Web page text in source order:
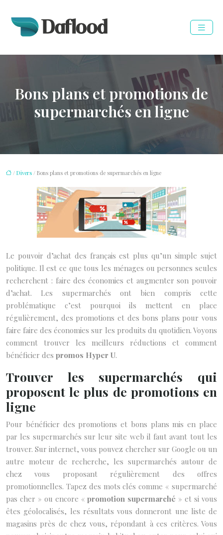
Bons plans et promotions de
supermarchés en ligne
/ Divers / Bons plans et promotions de supermarchés en ligne
Le pouvoir d’achat des français est plus qu’un simple sujet
politique. Il est ce que tous les ménages ou personnes seules
recherchent : faire des économies et augmenter son pouvoir
d’achat. Les supermarchés ont bien compris cette
problématique c’est pourquoi ils mettent en place
régulièrement, des promotions et des bons plans pour vous
faire faire des économies sur les produits du quotidien. Voyons
comment trouver les meilleurs réductions et comment
bénéficier des promos Hyper U.
Trouver les supermarchés qui
proposent le plus de promotions en
ligne
Pour bénéficier des promotions et bons plans mis en place
par les supermarchés sur leur site web il faut avant tout les
trouver. Sur internet, vous pouvez chercher sur Google ou un
autre moteur de recherche, les supermarchés autour de
chez vous proposant régulièrement des offres
promotionnelles. Tapez des mots clés comme « supermarché
pas cher » ou encore «promotion supermarché » et si vous
êtes géolocalisés, les résultats vous donneront une liste de
magasins près de chez vous, répondant à ces critères. Vous